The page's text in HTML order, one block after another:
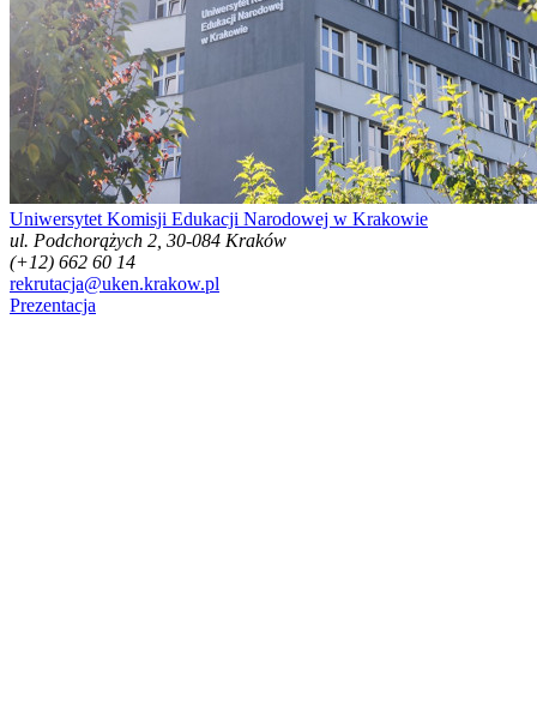
Uniwersytet Komisji Edukacji Narodowej w Krakowie
ul. Podchorążych 2, 30-084 Kraków
(+12) 662 60 14
rekrutacja@uken.krakow.pl
Prezentacja